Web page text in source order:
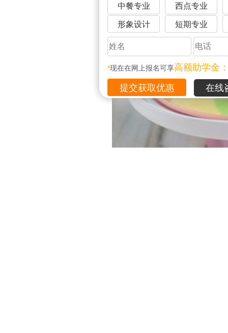
中餐专业 西点专业
形象设计 短期专业
*现在在网上报名可享高额助学金
在线